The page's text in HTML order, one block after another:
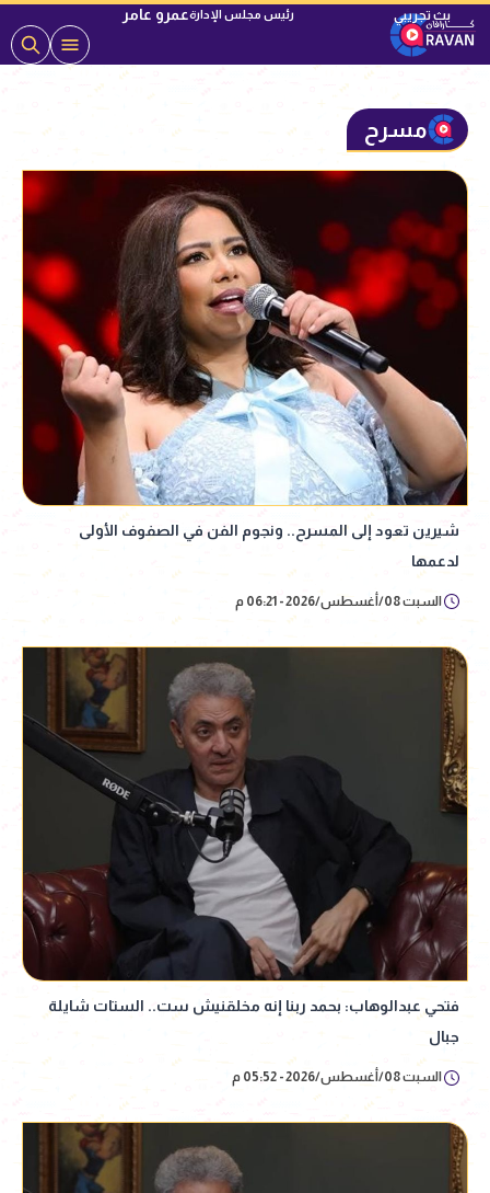
رئيس مجلس الإدارةعمرو عامر
مسرح
شيرين تعود إلى المسرح.. ونجوم الفن في الصفوف الأولى
لدعمها
السبت 08/أغسطس/2026 - 06:21 م
فتحي عبدالوهاب: بحمد ربنا إنه مخلقنيش ست.. الستات شايلة
جبال
السبت 08/أغسطس/2026 - 05:52 م